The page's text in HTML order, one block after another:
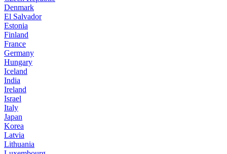
Denmark
El Salvador
Estonia
Finland
France
Germany
Hungary
Iceland
India
Ireland
Israel
Italy
Japan
Korea
Latvia
Lithuania